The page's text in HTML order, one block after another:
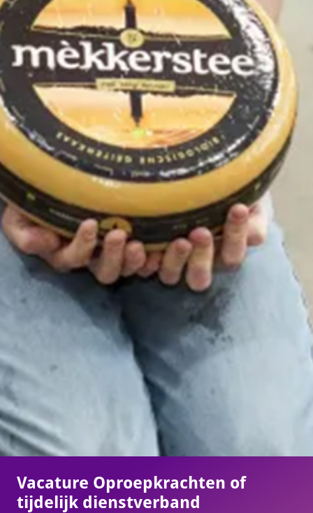
Vacature Oproepkrachten of
tijdelijk dienstverband